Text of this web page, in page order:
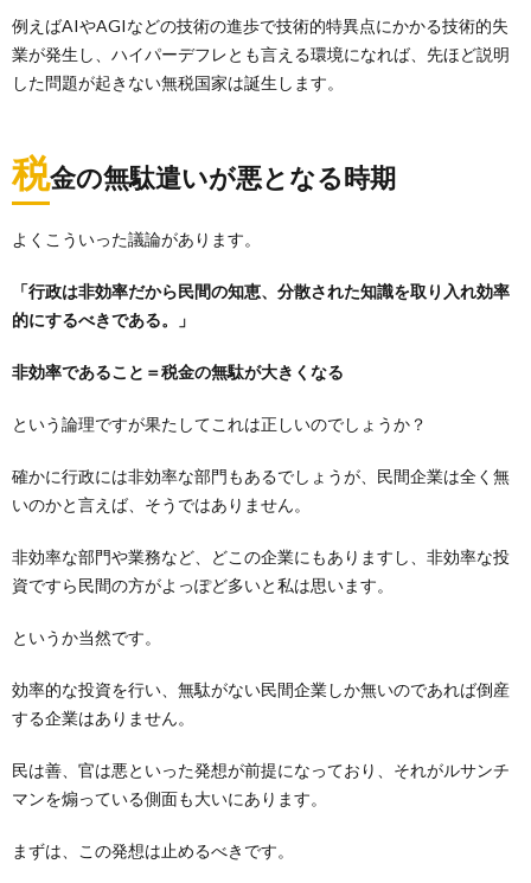
例えばAIやAGIなどの技術の進歩で技術的特異点にかかる技術的失
業が発生し、ハイパーデフレとも言える環境になれば、先ほど説明
した問題が起きない無税国家は誕生します。
税金の無駄遣いが悪となる時期
よくこういった議論があります。
「行政は非効率だから民間の知恵、分散された知識を取り入れ効率
的にするべきである。」
非効率であること＝税金の無駄が大きくなる
という論理ですが果たしてこれは正しいのでしょうか？
確かに行政には非効率な部門もあるでしょうが、民間企業は全く無
いのかと言えば、そうではありません。
非効率な部門や業務など、どこの企業にもありますし、非効率な投
資ですら民間の方がよっぽど多いと私は思います。
というか当然です。
効率的な投資を行い、無駄がない民間企業しか無いのであれば倒産
する企業はありません。
民は善、官は悪といった発想が前提になっており、それがルサンチ
マンを煽っている側面も大いにあります。
まずは、この発想は止めるべきです。